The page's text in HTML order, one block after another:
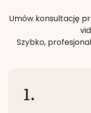
Umów konsultację
Szybko,
1.